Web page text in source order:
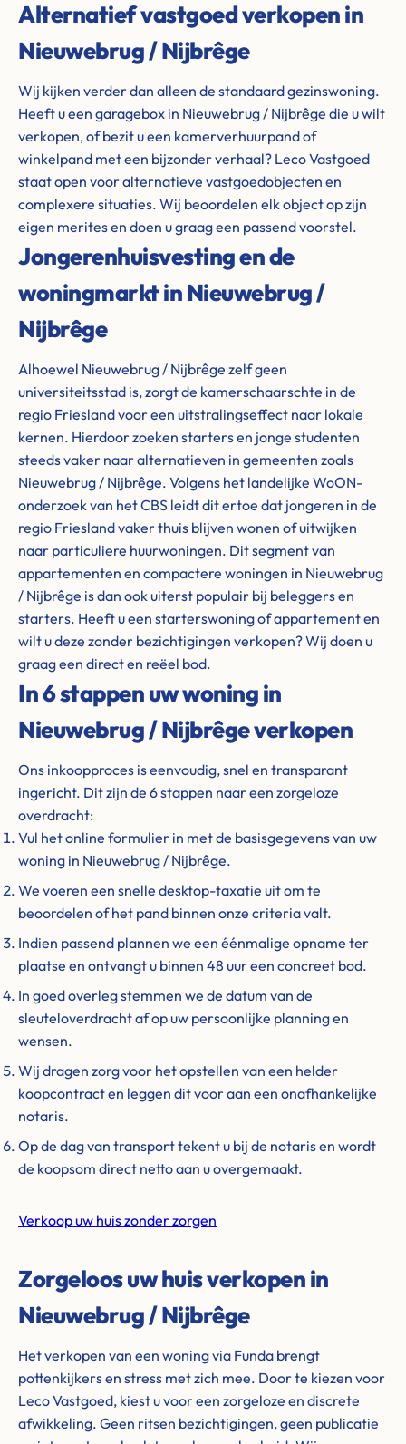
Alternatief vastgoed verkopen in
Nieuwebrug / Nijbrêge
Wij kijken verder dan alleen de standaard gezinswoning.
Heeft u een garagebox in Nieuwebrug / Nijbrêge die u wilt
verkopen, of bezit u een kamerverhuurpand of
winkelpand met een bijzonder verhaal? Leco Vastgoed
staat open voor alternatieve vastgoedobjecten en
complexere situaties. Wij beoordelen elk object op zijn
eigen merites en doen u graag een passend voorstel.
Jongerenhuisvesting en de
woningmarkt in Nieuwebrug /
Nijbrêge
Alhoewel Nieuwebrug / Nijbrêge zelf geen
universiteitsstad is, zorgt de kamerschaarschte in de
regio Friesland voor een uitstralingseffect naar lokale
kernen. Hierdoor zoeken starters en jonge studenten
steeds vaker naar alternatieven in gemeenten zoals
Nieuwebrug / Nijbrêge. Volgens het landelijke WoON-
onderzoek van het CBS leidt dit ertoe dat jongeren in de
regio Friesland vaker thuis blijven wonen of uitwijken
naar particuliere huurwoningen. Dit segment van
appartementen en compactere woningen in Nieuwebrug
/ Nijbrêge is dan ook uiterst populair bij beleggers en
starters. Heeft u een starterswoning of appartement en
wilt u deze zonder bezichtigingen verkopen? Wij doen u
graag een direct en reëel bod.
In 6 stappen uw woning in
Nieuwebrug / Nijbrêge verkopen
Ons inkoopproces is eenvoudig, snel en transparant
ingericht. Dit zijn de 6 stappen naar een zorgeloze
overdracht:
Vul het online formulier in met de basisgegevens van uw
woning in Nieuwebrug / Nijbrêge.
We voeren een snelle desktop-taxatie uit om te
beoordelen of het pand binnen onze criteria valt.
Indien passend plannen we een éénmalige opname ter
plaatse en ontvangt u binnen 48 uur een concreet bod.
In goed overleg stemmen we de datum van de
sleuteloverdracht af op uw persoonlijke planning en
wensen.
Wij dragen zorg voor het opstellen van een helder
koopcontract en leggen dit voor aan een onafhankelijke
notaris.
Op de dag van transport tekent u bij de notaris en wordt
de koopsom direct netto aan u overgemaakt.
Verkoop uw huis zonder zorgen
Zorgeloos uw huis verkopen in
Nieuwebrug / Nijbrêge
Het verkopen van een woning via Funda brengt
pottenkijkers en stress met zich mee. Door te kiezen voor
Leco Vastgoed, kiest u voor een zorgeloze en discrete
afwikkeling. Geen ritsen bezichtigingen, geen publicatie